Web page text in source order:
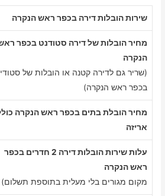
שירות הובלות דירה בכפר ראש הנקרה
מחיר הובלות של דירה סטודנט בכפר
הנקרה
(שריר גם לדירה קטנה או הובלות של
בכפר ראש הנקרה)
מחיר הובלת בתים בכפר ראש הנקרה
אריזה
עלות שירות הובלות דירה 2 חדרים בכפר
ראש הנקרה
מקום מגורים בלי מעלית בתוספת תשלום)